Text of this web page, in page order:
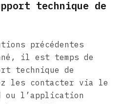
technique de
précédentes
il est temps de
technique de
les contacter via le
ou l’application